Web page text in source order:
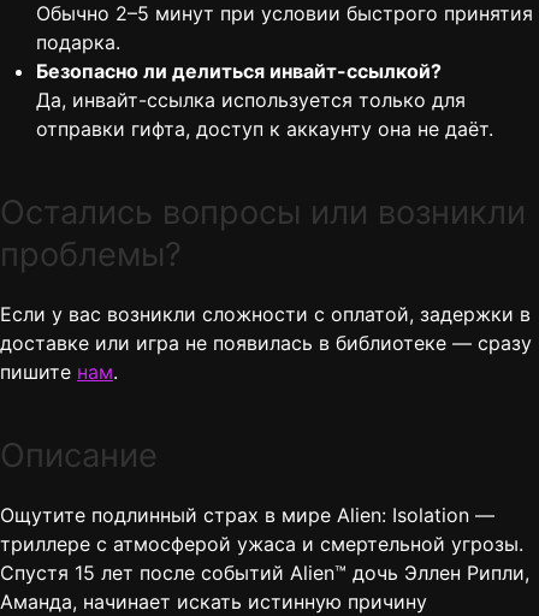
Обычно 2–5 минут при условии быстрого принятия
подарка.
Безопасно ли делиться инвайт-ссылкой?
Да, инвайт-ссылка используется только для
отправки гифта, доступ к аккаунту она не даёт.
Остались вопросы или возникли
проблемы?
Если у вас возникли сложности с оплатой, задержки в
доставке или игра не появилась в библиотеке — сразу
пишите нам.
Описание
Ощутите подлинный страх в мире Alien: Isolation —
триллере с атмосферой ужаса и смертельной угрозы.
Спустя 15 лет после событий Alien™ дочь Эллен Рипли,
Аманда, начинает искать истинную причину